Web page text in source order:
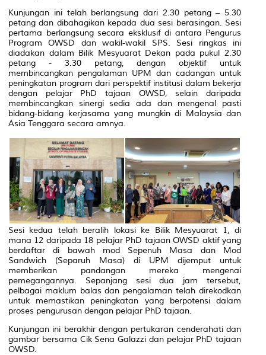
Kunjungan ini telah berlangsung dari 2.30 petang – 5.30
petang dan dibahagikan kepada dua sesi berasingan. Sesi
pertama berlangsung secara eksklusif di antara Pengurus
Program OWSD dan wakil-wakil SPS. Sesi ringkas ini
diadakan dalam Bilik Mesyuarat Dekan pada pukul 2.30
petang - 3.30 petang, dengan objektif untuk
membincangkan pengalaman UPM dan cadangan untuk
peningkatan program dari perspektif institusi dalam bekerja
dengan pelajar PhD tajaan OWSD, selain daripada
membincangkan sinergi sedia ada dan mengenal pasti
bidang-bidang kerjasama yang mungkin di Malaysia dan
Asia Tenggara secara amnya.
Sesi kedua telah beralih lokasi ke Bilik Mesyuarat 1, di
mana 12 daripada 18 pelajar PhD tajaan OWSD aktif yang
berdaftar di bawah mod Sepenuh Masa dan Mod
Sandwich (Separuh Masa) di UPM dijemput untuk
memberikan pandangan mereka mengenai
pemegangannya. Sepanjang sesi dua jam tersebut,
pelbagai maklum balas dan pengalaman telah direkodkan
untuk memastikan peningkatan yang berpotensi dalam
proses pengurusan dengan pelajar PhD tajaan.
Kunjungan ini berakhir dengan pertukaran cenderahati dan
gambar bersama Cik Sena Galazzi dan pelajar PhD tajaan
OWSD.